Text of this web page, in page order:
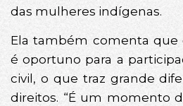
das mulheres indígenas.
Ela também comenta que
é oportuno para a
civil, o que traz grande
direitos. “É um momento